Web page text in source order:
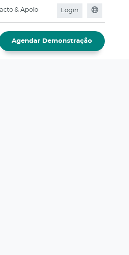
& Apoio Login
Agendar Demonstração